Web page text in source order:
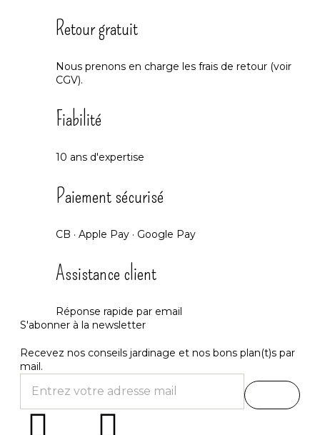
Retour gratuit
Nous prenons en charge les frais de retour (voir
CGV).
Fiabilité
10 ans d'expertise
Paiement sécurisé
CB · Apple Pay · Google Pay
Assistance client
Réponse rapide par email
S'abonner à la newsletter
Recevez nos conseils jardinage et nos bons plan(t)s par
mail.